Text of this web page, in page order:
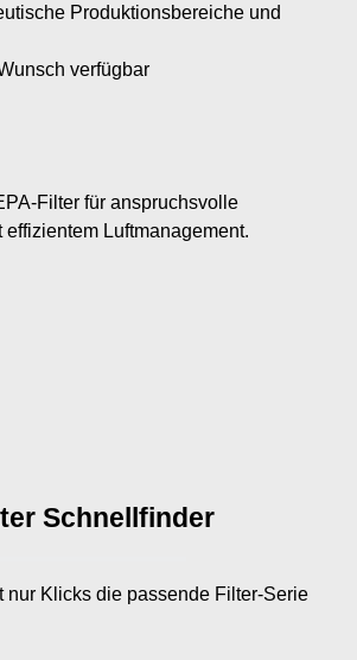
Produktionsbereiche und
verfügbar
Filter für anspruchsvolle
Luftmanagement.
Schnellfinder
nur Klicks die passende Filter-Serie